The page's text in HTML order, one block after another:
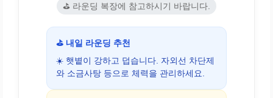
⛳ 라운딩 복장에 참고하시기 바랍니다.
⛳ 내일 라운딩 추천
☀️ 햇볕이 강하고 덥습니다. 자외선 차단제
와 소금사탕 등으로 체력을 관리하세요.